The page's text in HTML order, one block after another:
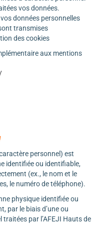
vos données.
données personnelles
transmises
des cookies
aux mentions
personnel) est
identifiée ou identifiable,
(ex., le nom et le
le numéro de téléphone).
physique identifiée ou
par le biais d’une ou
par l’AFEJI Hauts de